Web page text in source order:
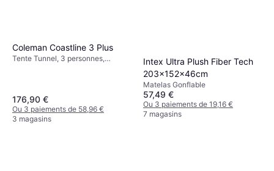
Coleman Coastline 3 Plus
Tente Tunnel, 3 personnes,
176,90 €
Ou 3 paiements de 58,96 €
3 magasins
Intex Ultra Plush Fiber Tech
203x152x46cm
Matelas Gonflable
57,49 €
Ou 3 paiements de 19,16 €
7 magasins